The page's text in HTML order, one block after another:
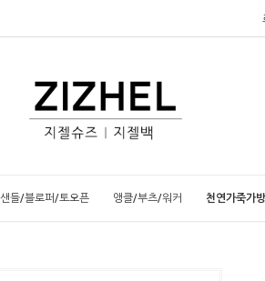
샌들/블로퍼/토오픈 앵클/부츠/워커 천연가죽가방